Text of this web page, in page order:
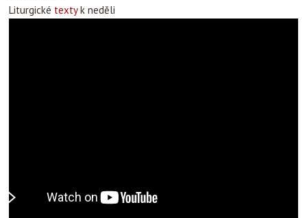
Liturgické textyk neděli